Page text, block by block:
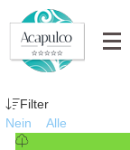
Filter
Nein
Alle